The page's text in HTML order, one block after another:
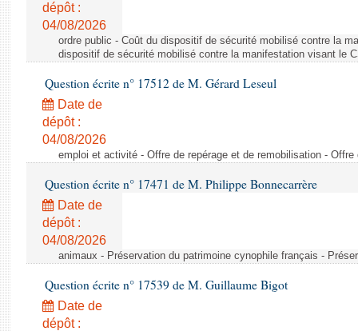
dépôt :
04/08/2026
ordre public - Coût du dispositif de sécurité mobilisé contre la
dispositif de sécurité mobilisé contre la manifestation visant le
Question écrite n° 17512 de M. Gérard Leseul
Date de
dépôt :
04/08/2026
emploi et activité - Offre de repérage et de remobilisation -
Question écrite n° 17471 de M. Philippe Bonnecarrère
Date de
dépôt :
04/08/2026
animaux - Préservation du patrimoine cynophile français -
Question écrite n° 17539 de M. Guillaume Bigot
Date de
dépôt :